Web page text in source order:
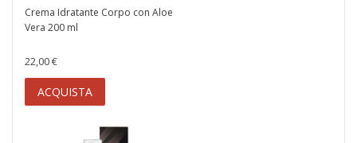
Crema Idratante Corpo con Aloe
Vera 200 ml
22,00 €
ACQUISTA